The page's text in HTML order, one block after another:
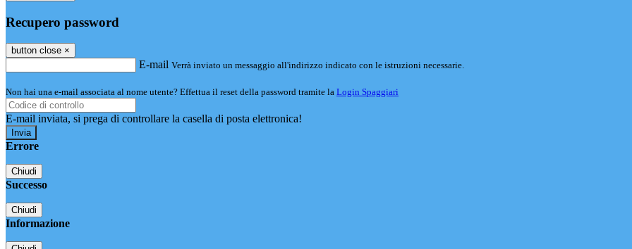
Recupero password
button close ×
E-mail Verrà inviato un messaggio all'indirizzo indicato con le istruzioni necessarie.
Non hai una e-mail associata al nome utente? Effettua il reset della password tramite la Login Spaggiari
E-mail inviata, si prega di controllare la casella di posta elettronica!
Errore
Chiudi
Successo
Chiudi
Informazione